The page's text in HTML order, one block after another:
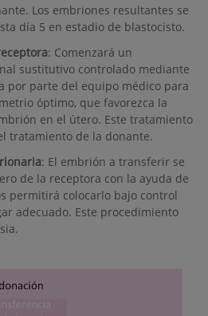
Los embriones resultantes se
día 5 en estadio de blastocisto.
: Comenzará un
sustitutivo controlado mediante
por parte del equipo médico para
óptimo, que favorezca la
en el útero. Este tratamiento
tratamiento de la donante.
: El embrión a transferir se
de la receptora con la ayuda de
permitirá colocarlo bajo control
adecuado. Este procedimiento